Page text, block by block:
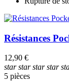
Résistances
12,90 €
starstarstarstar
5 pièces